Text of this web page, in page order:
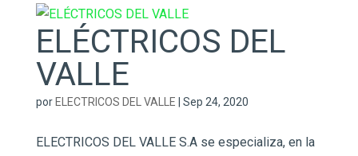
ELÉCTRICOS DEL
VALLE
por ELECTRICOS DEL VALLE Sep 24, 2020
ELECTRICOS DEL VALLE S.A se especializa, en la